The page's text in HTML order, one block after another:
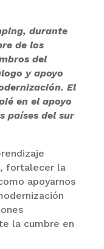
durante
de los
del
y apoyo
El
en el apoyo
países del sur
fortalecer la
apoyarnos
la cumbre en